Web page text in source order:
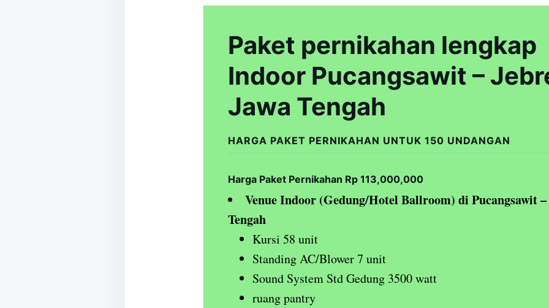
Paket pernikahan lengkap
Indoor Pucangsawit –
Jawa Tengah
HARGA PAKET PERNIKAHAN UNTUK 150 UNDANGAN
Harga Paket Pernikahan Rp 113,000,000
Venue Indoor (Gedung/Hotel Ballroom) di Pucangsawit –
Tengah
Kursi 58 unit
Standing AC/Blower 7 unit
Sound System Std Gedung 3500 watt
ruang pantry